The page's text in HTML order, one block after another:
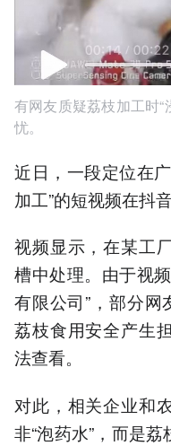
有网友质疑荔枝加工时
忧。
近日，一段定位在
加工”的短视频在抖
视频显示，在某工
槽中处理。由于视
有限公司”，部分网
荔枝食用安全产生
法查看。
对此，相关企业和
非“泡药水”，而是